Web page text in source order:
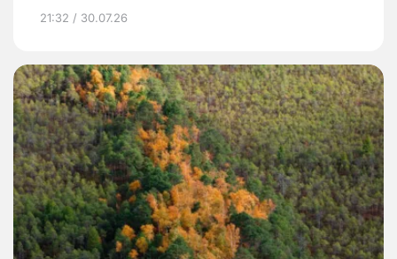
21:32 / 30.07.26